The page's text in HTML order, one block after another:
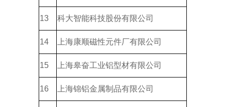
13 科大智能科技股份有限公司
14 上海康顺磁性元件厂有限公司
15 上海皋奋工业铝型材有限公司
16 上海锦铝金属制品有限公司